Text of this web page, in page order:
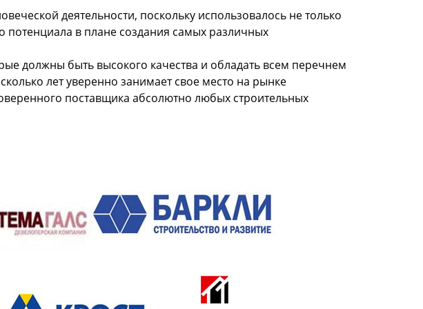
деятельности, поскольку использовалось не только
потенциала в плане создания самых различных
должны быть высокого качества и обладать всем перечнем
лет уверенно занимает свое место на рынке
поставщика абсолютно любых строительных